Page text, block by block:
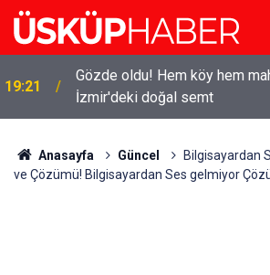
19:21
Gözde oldu! Hem köy hem
İzmir'deki doğal semt
Anasayfa Güncel
Bilgisayardan
ve Çözümü! Bilgisayardan Ses gelmiyor